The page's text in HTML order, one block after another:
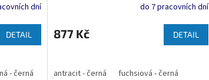
dní
DETAIL
- černá neon žlutá - černá neon oranžová - černá
do 7 pracovních dní
877 Kč DETAIL
antracit - černá fuchsiová - černá